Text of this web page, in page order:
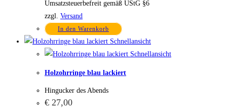
Umsatzsteuerbefreit gemäß UStG §6
zzgl. Versand
In den Warenkorb
Schnellansicht
Schnellansicht
Holzohrringe blau lackiert
Hingucker des Abends
€ 27,00